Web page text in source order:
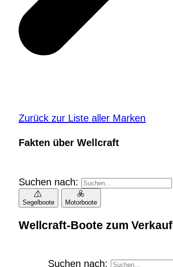
Zurück zur Liste aller Marken
Fakten über Wellcraft
Suchen nach:
Segelboote Motorboote
Wellcraft-Boote zum Verkauf
Suchen nach: